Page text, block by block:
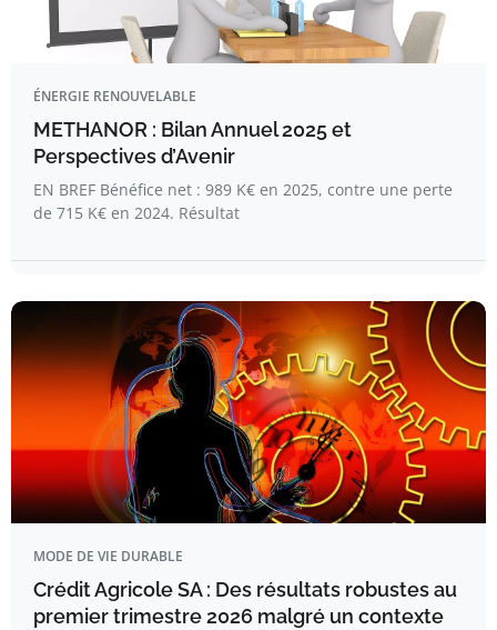
ÉNERGIE RENOUVELABLE
METHANOR : Bilan Annuel 2025 et
Perspectives d’Avenir
EN BREF Bénéfice net : 989 K€ en 2025, contre une perte
de 715 K€ en 2024. Résultat
MODE DE VIE DURABLE
Crédit Agricole SA : Des résultats robustes au
premier trimestre 2026 malgré un contexte